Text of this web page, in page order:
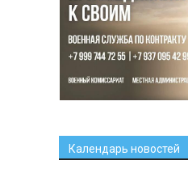
Календарь новостей